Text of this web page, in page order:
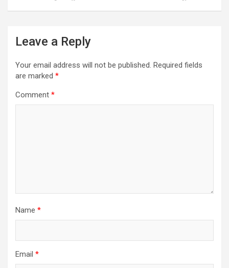
Leave a Reply
Your email address will not be published. Required fields
are marked *
Comment *
Name *
Email *